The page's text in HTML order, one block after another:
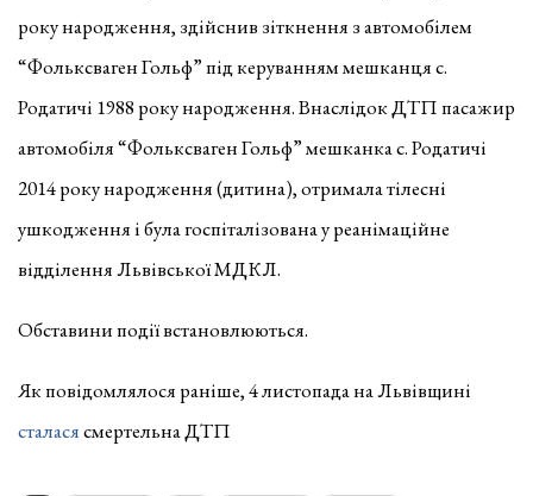
року народження, здійснив зіткнення з автомобілем
“Фольксваген Гольф” під керуванням мешканця с.
Родатичі 1988 року народження. Внаслідок ДТП пасажир
автомобіля “Фольксваген Гольф” мешканка с. Родатичі
2014 року народження (дитина), отримала тілесні
ушкодження і була госпіталізована у реанімаційне
відділення Львівської МДКЛ.
Обставини події встановлюються.
Як повідомлялося раніше, 4 листопада на Львівщині
сталасясмертельна ДТП